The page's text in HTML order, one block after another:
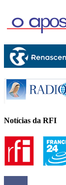
Notícias da RFI